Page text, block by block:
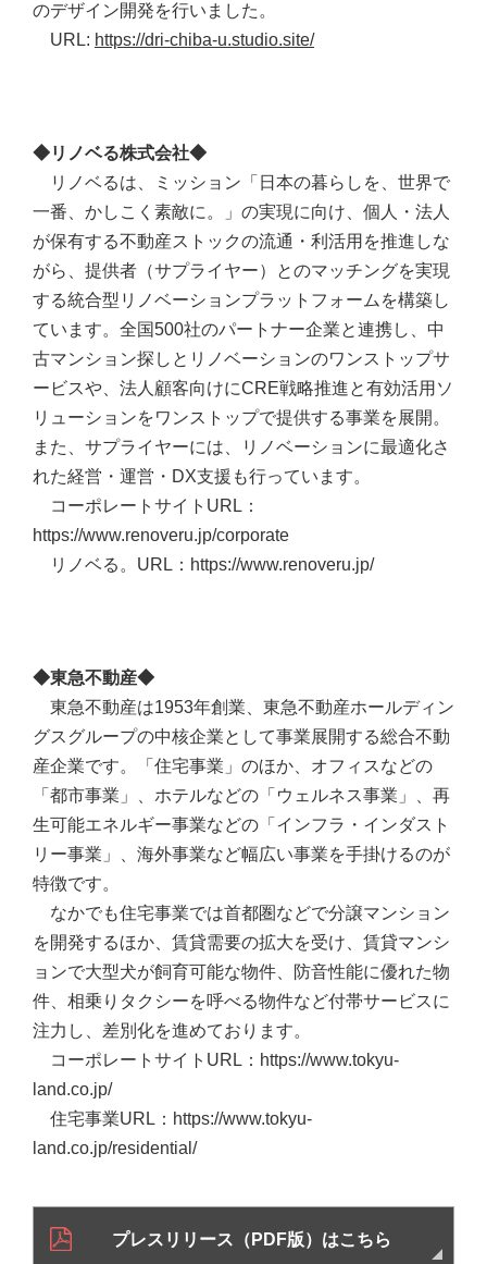
のデザイン開発を行いました。
URL: https://dri-chiba-u.studio.site/
◆リノベる株式会社◆
リノベるは、ミッション「日本の暮らしを、世界で
一番、かしこく素敵に。」の実現に向け、個人・法人
が保有する不動産ストックの流通・利活用を推進しな
がら、提供者（サプライヤー）とのマッチングを実現
する統合型リノベーションプラットフォームを構築し
ています。全国500社のパートナー企業と連携し、中
古マンション探しとリノベーションのワンストップサ
ービスや、法人顧客向けにCRE戦略推進と有効活用ソ
リューションをワンストップで提供する事業を展開。
また、サプライヤーには、リノベーションに最適化さ
れた経営・運営・DX支援も行っています。
コーポレートサイトURL：
https://www.renoveru.jp/corporate
リノベる。URL：https://www.renoveru.jp/
◆東急不動産◆
東急不動産は1953年創業、東急不動産ホールディン
グスグループの中核企業として事業展開する総合不動
産企業です。「住宅事業」のほか、オフィスなどの
「都市事業」、ホテルなどの「ウェルネス事業」、再
生可能エネルギー事業などの「インフラ・インダスト
リー事業」、海外事業など幅広い事業を手掛けるのが
特徴です。
なかでも住宅事業では首都圏などで分譲マンション
を開発するほか、賃貸需要の拡大を受け、賃貸マンシ
ョンで大型犬が飼育可能な物件、防音性能に優れた物
件、相乗りタクシーを呼べる物件など付帯サービスに
注力し、差別化を進めております。
コーポレートサイトURL：https://www.tokyu-
land.co.jp/
住宅事業URL：https://www.tokyu-
land.co.jp/residential/
プレスリリース（PDF版）はこちら